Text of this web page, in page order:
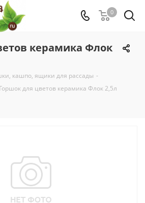
0
керамика Флок
кашпо, ящики для рассады -
Горшок для цветов керамика Флок 2,5л